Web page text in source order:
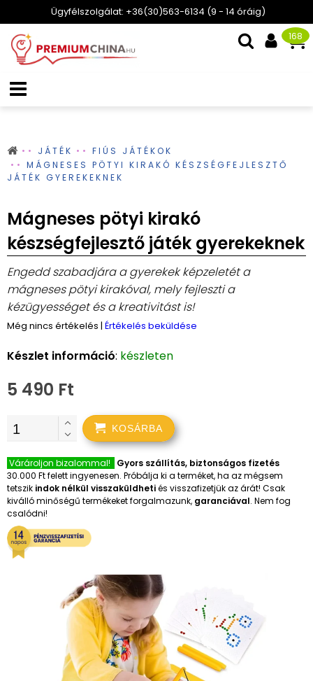
Ügyfélszolgálat: +36(30)563-6134 (9 - 14 óráig)
168
JÁTÉK
FIÚS JÁTÉKOK
MÁGNESES PÖTYI KIRAKÓ KÉSZSÉGFEJLESZTŐ
JÁTÉK GYEREKEKNEK
Mágneses pötyi kirakó
készségfejlesztő játék gyerekeknek
Engedd szabadjára a gyerekek képzeletét a
mágneses pötyi kirakóval, mely fejleszti a
kézügyességet és a kreativitást is!
Még nincs értékelés | Értékelés beküldése
Készlet információ: készleten
5 490 Ft
KOSÁRBA
Várároljon bizalommal!
Gyors szállítás, biztonságos fizetés
30.000 Ft felett ingyenesen. Próbálja ki a terméket, ha az mégsem
tetszik indok nélkül visszaküldhetiés visszafizetjük az árát! Csak
kiválló minőségű termékeket forgalmazunk, garanciával. Nem fog
csalódni!